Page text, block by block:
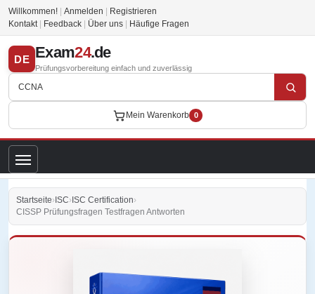
Willkommen! Anmelden
Registrieren
Kontakt
Feedback Über uns Häufige Fragen
DE Exam24.de
Prüfungsvorbereitung einfach und zuverlässig
Mein Warenkorb 0
Startseite› ISC› ISC Certification›
CISSP Prüfungsfragen Testfragen Antworten